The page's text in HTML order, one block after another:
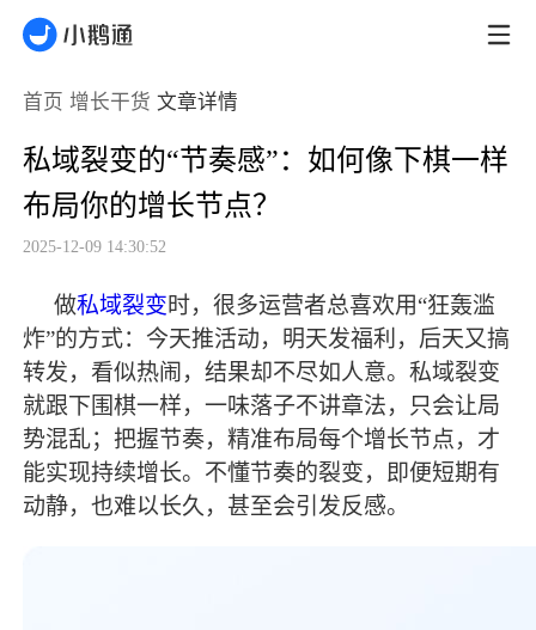
首页 增长干货 文章详情
私域裂变的“节奏感”：如何像下棋一样
布局你的增长节点？
2025-12-09 14:30:52
做私域裂变时，很多运营者总喜欢用“狂轰滥
炸”的方式：今天推活动，明天发福利，后天又搞
转发，看似热闹，结果却不尽如人意。私域裂变
就跟下围棋一样，一味落子不讲章法，只会让局
势混乱；把握节奏，精准布局每个增长节点，才
能实现持续增长。不懂节奏的裂变，即便短期有
动静，也难以长久，甚至会引发反感。